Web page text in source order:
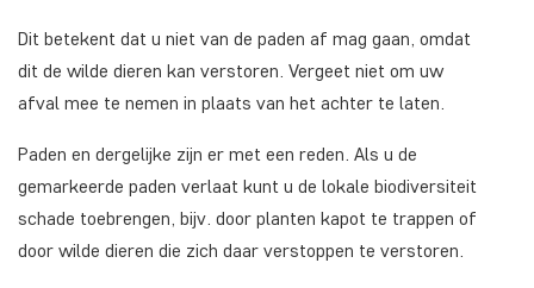
Dit betekent dat u niet van de paden af mag gaan, omdat
dit de wilde dieren kan verstoren. Vergeet niet om uw
afval mee te nemen in plaats van het achter te laten.
Paden en dergelijke zijn er met een reden. Als u de
gemarkeerde paden verlaat kunt u de lokale biodiversiteit
schade toebrengen, bijv. door planten kapot te trappen of
door wilde dieren die zich daar verstoppen te verstoren.